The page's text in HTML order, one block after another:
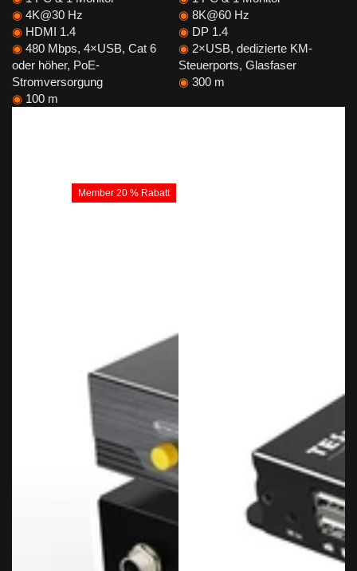
◉ 4K@30 Hz
◉ HDMI 1.4
◉ 480 Mbps, 4×USB, Cat 6
oder höher, PoE-
Stromversorgung
◉ 100 m
◉ 8K@60 Hz
◉ DP 1.4
◉ 2×USB, dedizierte KM-
Steuerports, Glasfaser
◉ 300 m
Member 20 % Rabatt